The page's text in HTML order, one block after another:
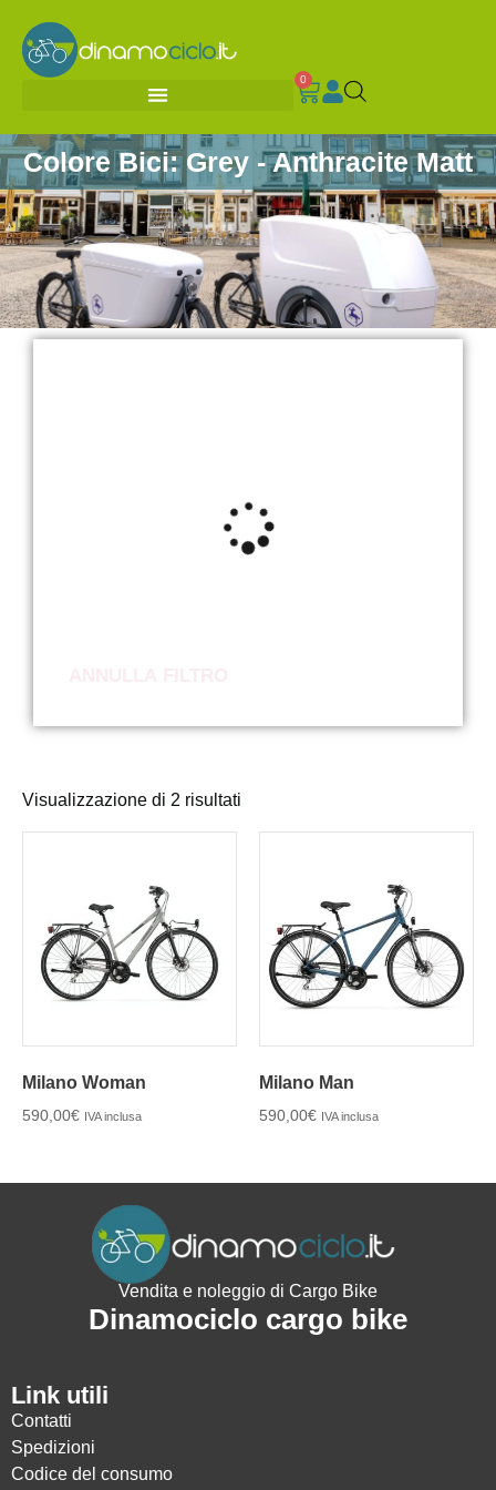
0
Colore Bici: Grey - Anthracite Matt
Visualizzazione di 2 risultati
Milano Woman
590,00€ IVA inclusa
Milano Man
590,00€ IVA inclusa
Vendita e noleggio di Cargo Bike
Dinamociclo cargo bike
Link utili
Contatti
Spedizioni
Codice del consumo